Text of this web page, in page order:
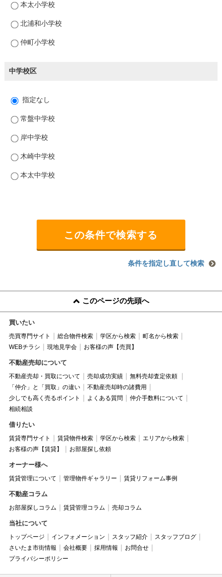
本太小学校
北浦和小学校
仲町小学校
中学校区
指定なし
常盤中学校
岸中学校
木崎中学校
本太中学校
条件を指定し直して検索
このページの先頭へ
買いたい
売買専門サイト 総合物件検索 学区から検索
町名から検索
WEBチラシ
現地見学会 お客様の声【売買】
不動産売却について
不動産売却・買取について 売却成功実績
無料売却査定依頼
「仲介」と「買取」の違い
不動産売却時の諸費用
少しでも高く売るポイント
よくある質問
仲介手数料について
相続相談
借りたい
賃貸専門サイト 賃貸物件検索 学区から検索
エリアから検索
お客様の声【賃貸】
お部屋探し依頼
オーナー様へ
賃貸管理について 管理物件ギャラリー 賃貸リフォーム事例
不動産コラム
お部屋探しコラム 賃貸管理コラム 売却コラム
当社について
トップページ インフォメーション スタッフ紹介
スタッフブログ
さいたま市街情報
会社概要 採用情報
お問合せ
プライバシーポリシー